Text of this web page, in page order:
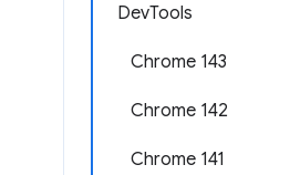
DevTools
Chrome 143
Chrome 142
Chrome 141